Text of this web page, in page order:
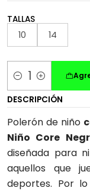
TALLAS
10 14
Cantidad
DESCRIPCIÓN
Polerón de niño
Niño Core
diseñada para
aquellos que
deportes. Por